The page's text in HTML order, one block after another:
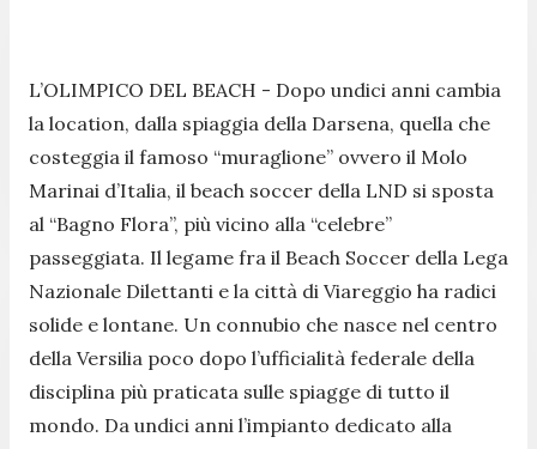
L’OLIMPICO DEL BEACH - Dopo undici anni cambia
la location, dalla spiaggia della Darsena, quella che
costeggia il famoso “muraglione” ovvero il Molo
Marinai d’Italia, il beach soccer della LND si sposta
al “Bagno Flora”, più vicino alla “celebre”
passeggiata. Il legame fra il Beach Soccer della Lega
Nazionale Dilettanti e la città di Viareggio ha radici
solide e lontane. Un connubio che nasce nel centro
della Versilia poco dopo l’ufficialità federale della
disciplina più praticata sulle spiagge di tutto il
mondo. Da undici anni l’impianto dedicato alla